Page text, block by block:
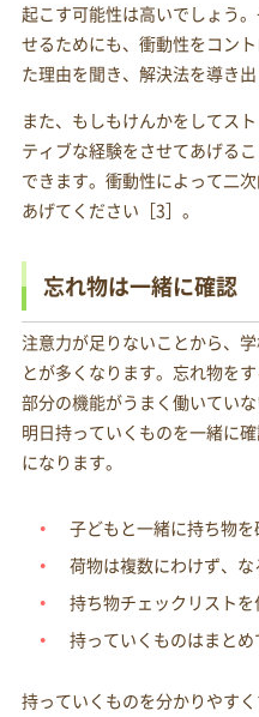
起こす可能性は高いでしょう
せるためにも、衝動性をコン
た理由を聞き、解決法を導き
また、もしもけんかをしてス
ティブな経験をさせてあげる
できます。衝動性によって二
あげてください［3］。
忘れ物は一緒に確認
注意力が足りないことから、
とが多くなります。忘れ物を
部分の機能がうまく働いてい
明日持っていくものを一緒に
になります。
子どもと一緒に持ち物を
荷物は複数にわけず、
持ち物チェックリストを
持っていくものはまとめ
持っていくものを分かりやす